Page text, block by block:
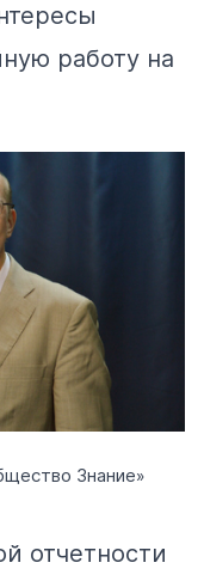
работу на
Знание»
отчетности